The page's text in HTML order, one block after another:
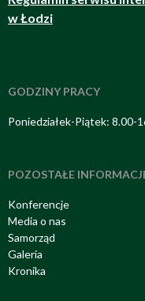
w Łodzi
GODZINY PRACY
Poniedziałek-Piątek: 8.00-
POZOSTAŁE
Konferencje
Media o nas
Samorząd
Galeria
Kronika